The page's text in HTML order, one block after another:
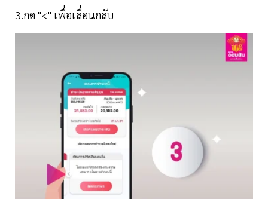
3.กด "<" เพื่อเลื่อนกลับ